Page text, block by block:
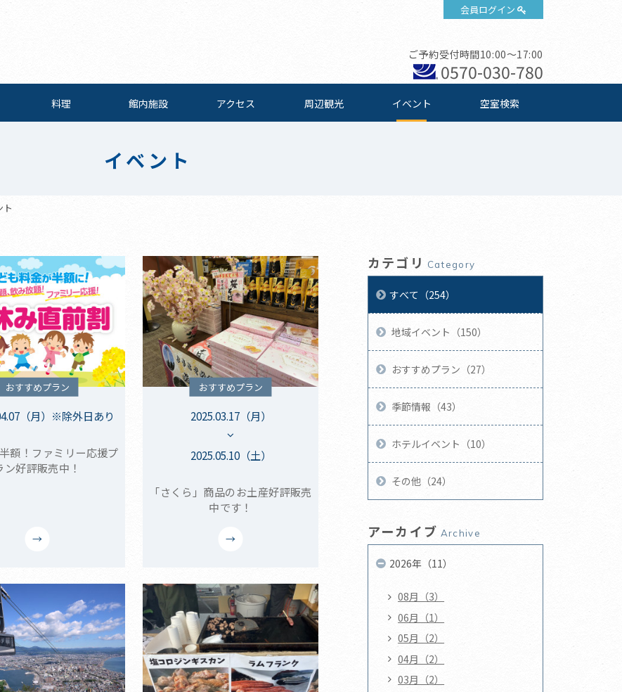
会員ログイン
ご予約受付時間10:00～17:00
0570-030-780
料理 館内施設 アクセス 周辺観光 イベント 空室検索
イベント
ト
おすすめプラン
（月）※除外日あり
額！ファミリー応援プ
ン好評販売中！
おすすめプラン
2025.03.17（月）
2025.05.10（土）
「さくら」商品のお土産好評販売
中です！
カテゴリ Category
すべて（254）
地域イベント（150）
おすすめプラン（27）
季節情報（43）
ホテルイベント（10）
その他（24）
アーカイブ Archive
2026年（11）
08月（3）
06月（1）
05月（2）
04月（2）
03月（2）